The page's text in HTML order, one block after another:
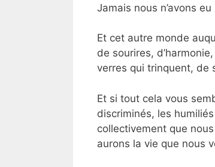
Jamais nous n’avons
Et cet autre monde
de sourires,
verres qui trinquent, de
Et si tout cela vous
discriminés, les
collectivement que
aurons la vie que nous